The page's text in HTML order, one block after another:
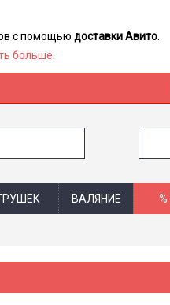
с помощью доставки Авито.
больше.
ВАЛЯНИЕ